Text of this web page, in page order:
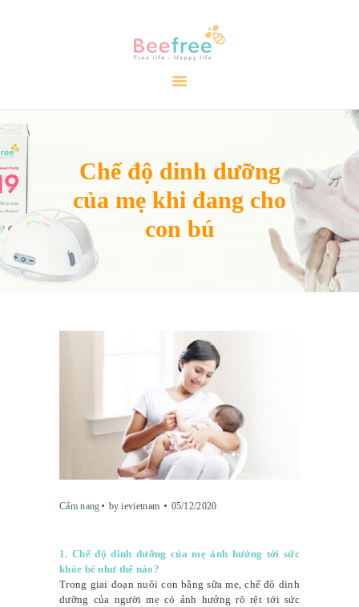
Chế độ dinh dưỡng
của mẹ khi đang cho
con bú
TRANG CHỦ
ĐẠI LÝ
LIÊN HỆ
VIDEO
Cẩm nang by ievietnam 05/12/2020
1. Chế độ dinh dưỡng của mẹ ảnh hưởng tới sức
khỏe bé như thế nào?
Trong giai đoạn nuôi con bằng sữa mẹ, chế độ dinh
dưỡng của người mẹ có ảnh hưởng rõ rệt tới sức